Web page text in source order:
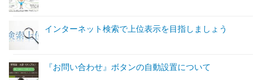
インターネット検索で上位表示を目指しましょう
『お問い合わせ』ボタンの自動設置について